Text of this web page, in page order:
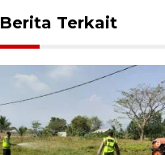
Berita Terkait